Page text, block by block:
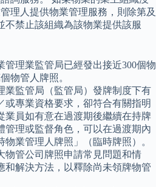
理人提供物業管理服務，則除第及
不禁止該組織為該物業提供該服
管理業監管局已經發出接近300個物
物管人牌照。
業監管局（監管局）發牌制度下有
或專業資格要求，卻符合有關指明
業員如有意在過渡期後繼續在持牌
管理或監督角色，可以在過渡期內
業管理人牌照」（臨時牌照）。
物管公司牌照申請常見問題和情
和解決方法，以釋除尚未領牌物管